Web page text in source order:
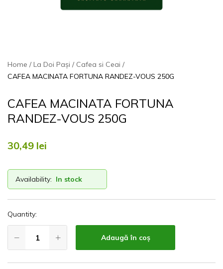
Home La Doi Pași
Cafea si Ceai
CAFEA MACINATA FORTUNA RANDEZ-VOUS 250G
CAFEA MACINATA FORTUNA
RANDEZ-VOUS 250G
30,49 lei
Availability: In stock
Quantity:
Adaugă în coș